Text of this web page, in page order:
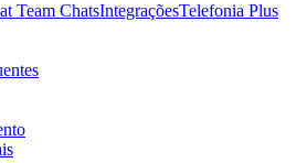
Team ChatsIntegraçõesTelefonia Plus